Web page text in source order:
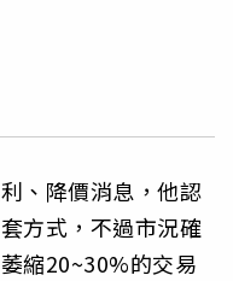
、降價消息，他認
方式，不過市況確
縮20~30%的交易